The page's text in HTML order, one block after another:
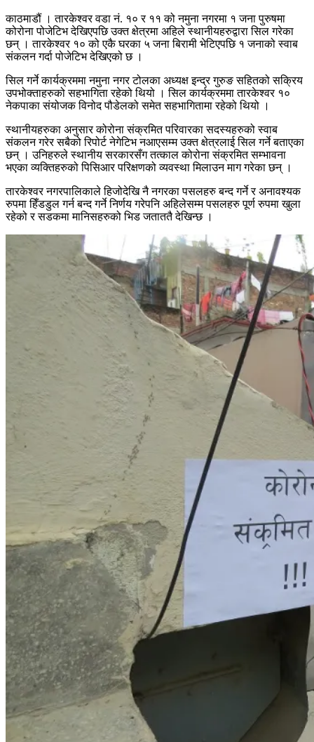
काठमाडौं । तारकेश्वर वडा नं. १० र ११ को नमुना नगरमा १ जना पुरुषमा
कोरोना पोजेटिभ देखिएपछि उक्त क्षेत्रमा अहिले स्थानीयहरुद्वारा सिल गरेका
छन् । तारकेश्वर १० को एकै घरका ५ जना बिरामी भेटिएपछि १ जनाको स्वाब
संकलन गर्दा पोजेटिभ देखिएको छ ।
सिल गर्ने कार्यक्रममा नमुना नगर टोलका अध्यक्ष इन्द्र गुरुङ सहितको सक्रिय
उपभोक्ताहरुको सहभागिता रहेको थियो । सिल कार्यक्रममा तारकेश्वर १०
नेकपाका संयोजक विनोद पौडेलको समेत सहभागितामा रहेको थियो ।
स्थानीयहरुका अनुसार कोरोना संक्रमित परिवारका सदस्यहरुको स्वाब
संकलन गरेर सबैको रिपोर्ट नेगेटिभ नआएसम्म उक्त क्षेत्रलाई सिल गर्ने बताएका
छन् । उनिहरुले स्थानीय सरकारसँग तत्काल कोरोना संक्रमित सम्भावना
भएका व्यक्तिहरुको पिसिआर परिक्षणको व्यवस्था मिलाउन माग गरेका छन् ।
तारकेश्वर नगरपालिकाले हिजोदेखि नै नगरका पसलहरु बन्द गर्ने र अनावश्यक
रुपमा हिँडडुल गर्न बन्द गर्ने निर्णय गरेपनि अहिलेसम्म पसलहरु पूर्ण रुपमा खुला
रहेको र सडकमा मानिसहरुको भिड जताततै देखिन्छ ।